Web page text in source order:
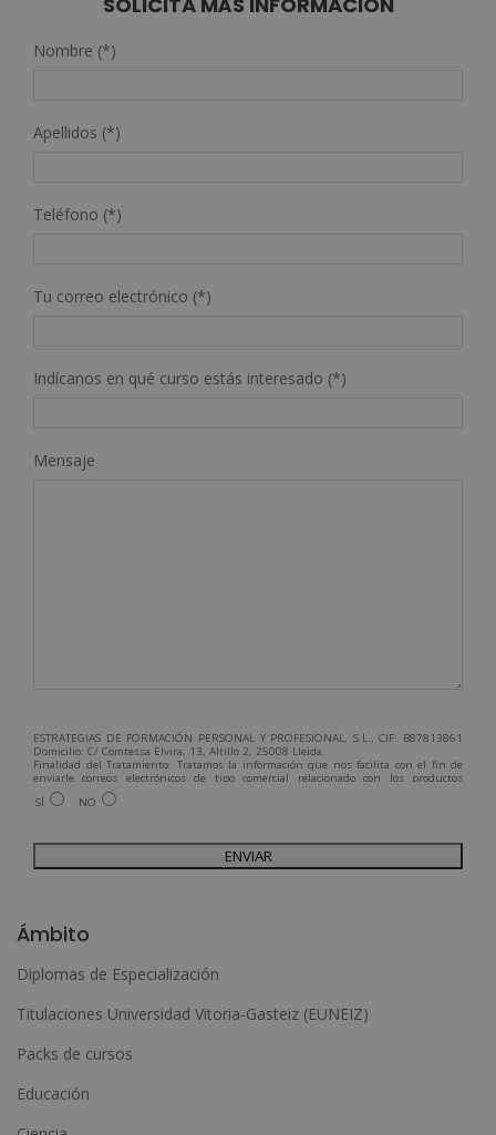
Nombre (*)
Apellidos (*)
Teléfono (*)
Tu correo electrónico (*)
Indícanos en qué curso estás interesado (*)
Mensaje
ESTRATEGIAS DE FORMACIÓN PERSONAL Y PROFESIONAL, S.L., CIF: B87813861
Domicilio: C/ Comtessa Elvira, 13, Altillo 2, 25008 Lleida.
Finalidad del Tratamiento: Tratamos la información que nos facilita con el fin de
enviarle correos electrónicos de tipo comercial relacionado con los productos
ofrecidos y otros tipo de productos que fueran de su interés.
Legitimación del tratamiento: Consentimiento del interesado.
Para más información consulte nuestra Política de Privacidad.
Desea recibir información comercial (vía telefónica y/o email):
SÍ NO
e
r
n
Ámbito
Diplomas de Especialización
Titulaciones Universidad Vitoria-Gasteiz (EUNEIZ)
Packs de cursos
Educación